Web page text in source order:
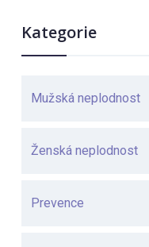
Kategorie
Mužská neplodnost
Ženská neplodnost
Prevence